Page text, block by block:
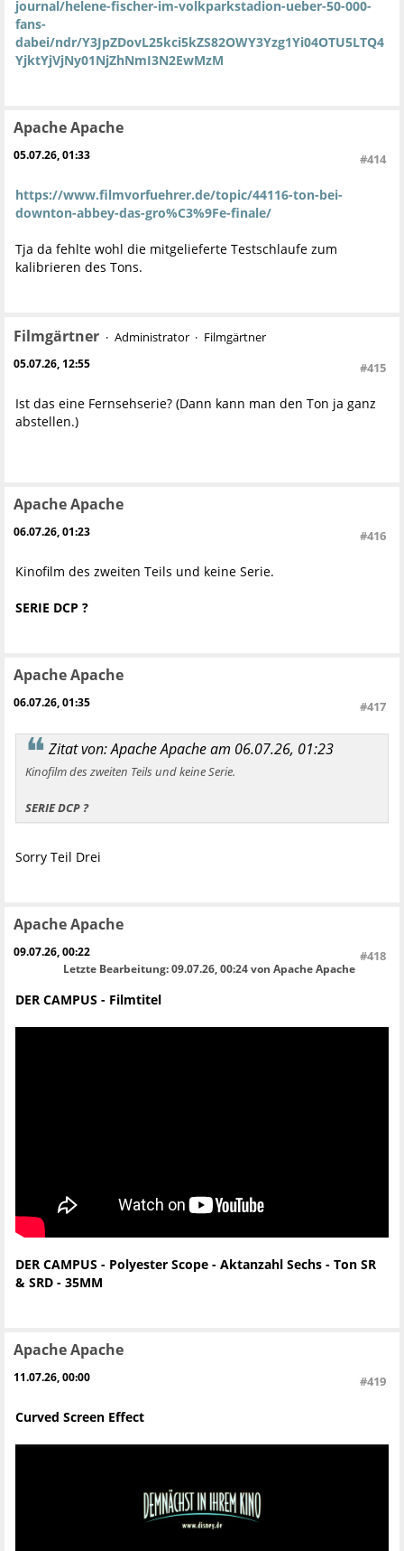
journal/helene-fischer-im-volkparkstadion-ueber-50-000-
fans-
dabei/ndr/Y3JpZDovL25kci5kZS82OWY3Yzg1Yi04OTU5LTQ4
YjktYjVjNy01NjZhNmI3N2EwMzM
Apache Apache
05.07.26, 01:33 #414
https://www.filmvorfuehrer.de/topic/44116-ton-bei-
downton-abbey-das-gro%C3%9Fe-finale/
Tja da fehlte wohl die mitgelieferte Testschlaufe zum
kalibrieren des Tons.
Filmgärtner Administrator Filmgärtner
05.07.26, 12:55 #415
Ist das eine Fernsehserie? (Dann kann man den Ton ja ganz
abstellen.)
Apache Apache
06.07.26, 01:23 #416
Kinofilm des zweiten Teils und keine Serie.
SERIE DCP ?
Apache Apache
06.07.26, 01:35 #417
Zitat von: Apache Apache am 06.07.26, 01:23
Kinofilm des zweiten Teils und keine Serie.
SERIE DCP ?
Sorry Teil Drei
Apache Apache
09.07.26, 00:22 #418
Letzte Bearbeitung: 09.07.26, 00:24 von Apache Apache
DER CAMPUS - Filmtitel
DER CAMPUS - Polyester Scope - Aktanzahl Sechs - Ton SR
& SRD - 35MM
Apache Apache
11.07.26, 00:00 #419
Curved Screen Effect